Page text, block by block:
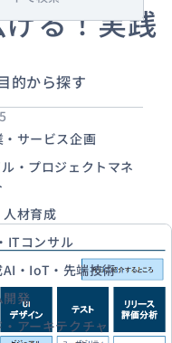
お問い合わせ
る！実践
e
a
h
的から探す
サービス企画
・プロジェクトマネ
人材育成
ITコンサル
・IoT・先端技術
開発
アーキテクチャ